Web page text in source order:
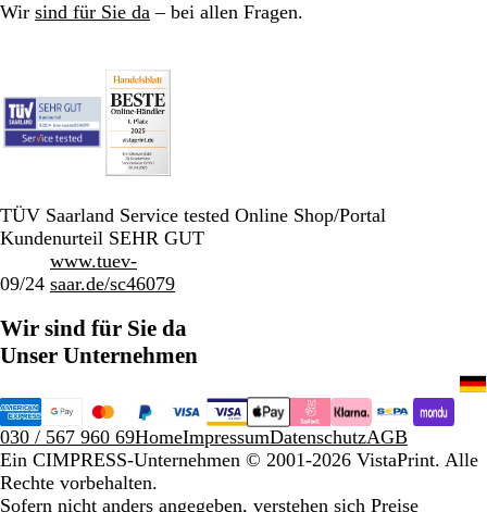
Wir sind für Sie da – bei allen Fragen.
TÜV Saarland Service tested Online Shop/Portal
Kundenurteil SEHR GUT
09/24
www.tuev-
saar.de/sc46079
Wir sind für Sie da
Unser Unternehmen
030 / 567 960 69HomeImpressumDatenschutzAGB
Ein CIMPRESS-Unternehmen © 2001-2026 VistaPrint. Alle
Rechte vorbehalten.
Sofern nicht anders angegeben, verstehen sich Preise